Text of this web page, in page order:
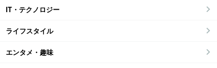
IT・テクノロジー
ライフスタイル
エンタメ・趣味